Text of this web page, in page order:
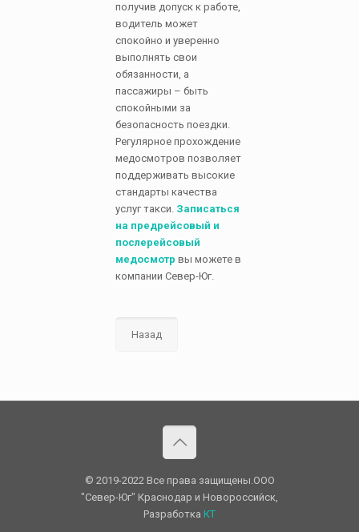
получив допуск к работе,
водитель может
спокойно и уверенно
выполнять свои
обязанности, а
пассажиры – быть
спокойными за
безопасность поездки.
Регулярное прохождение
медосмотров позволяет
поддерживать высокие
стандарты качества
услуг такси. Записаться
на предрейсовый и
послерейсовый
медосмотр вы можете в
компании Север-Юг.
Назад
© 2019-2022 Все права защищены.OOO
"Север-Юг" Краснодар и Новороссийск,
Разработка КТ